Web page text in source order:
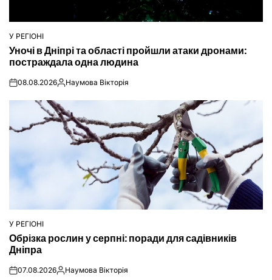
ОПУБЛІКУВАТИ
У
У РЕГІОНІ
Уночі в Дніпрі та області пройшли атаки дронами:
постраждала одна людина
on08.08.2026Опубліковано
Наумова Вікторія
ОПУБЛІКУВАТИ
У
У РЕГІОНІ
Обрізка рослин у серпні: поради для садівників
Дніпра
on07.08.2026Опубліковано
Наумова Вікторія